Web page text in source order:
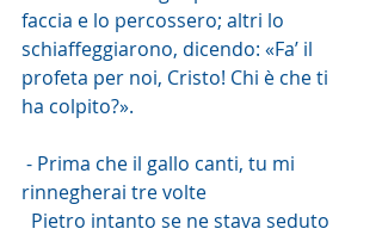
faccia e lo percossero; altri lo
schiaffeggiarono, dicendo: «Fa’ il
profeta per noi, Cristo! Chi è che ti
ha colpito?».
rinnegherai tre volte